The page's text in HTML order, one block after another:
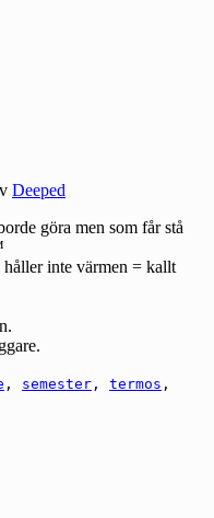
Deeped
göra men som får stå
håller inte värmen = kallt
, semester , termos ,